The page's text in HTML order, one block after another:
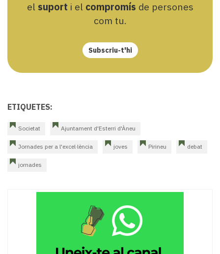
el suport i el compromís de persones
com tu.
Subscriu-t'hi
ETIQUETES:
Societat Ajuntament d'Esterri d'Àneu
Jornades per a l'excel·lència joves Pirineu debat
jornades